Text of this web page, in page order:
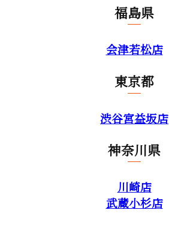
福島県
会津若松店
東京都
渋谷宮益坂店
神奈川県
川崎店
武蔵小杉店